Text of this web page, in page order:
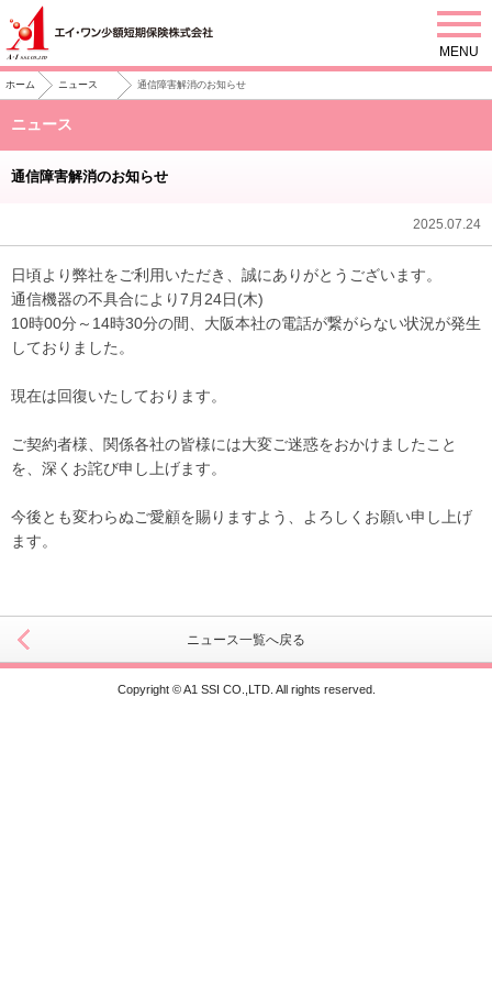
MENU
ホーム ニュース 通信障害解消のお知らせ
ニュース
通信障害解消のお知らせ
2025.07.24
日頃より弊社をご利用いただき、誠にありがとうございます。
通信機器の不具合により7月24日(木)
10時00分～14時30分の間、大阪本社の電話が繋がらない状況が発生
しておりました。
現在は回復いたしております。
ご契約者様、関係各社の皆様には大変ご迷惑をおかけましたこと
を、深くお詫び申し上げます。
今後とも変わらぬご愛顧を賜りますよう、よろしくお願い申し上げ
ます。
ニュース一覧へ戻る
Copyright © A1 SSI CO.,LTD. All rights reserved.